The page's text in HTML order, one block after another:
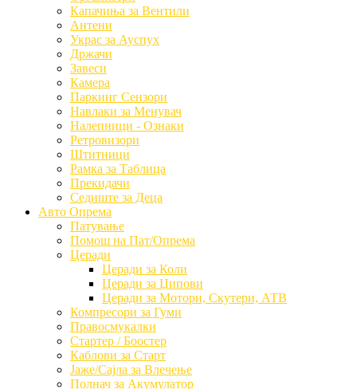
Капачиња за Вентили
Антени
Украс за Ауспух
Држачи
Завеси
Камера
Паркинг Сензори
Навлаки за Менувач
Налепници - Ознаки
Ретровизори
Штитници
Рамка за Таблица
Прекидачи
Седиште за Деца
Авто Опрема
Патување
Помош на Пат/Опрема
Церади
Церади за Коли
Церади за Џипови
Церади за Мотори, Скутери, АТВ
Компресори за Гуми
Правосмукалки
Стартер / Боостер
Каблови за Старт
Јаже/Сајла за Влечење
Полнач за Акумулатор